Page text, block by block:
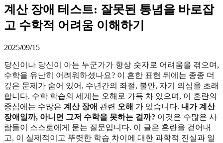
계산 장애 테스트: 잘못된 통념을 바로잡
고 수학적 어려움 이해하기
2025/09/15
당신이나 당신이 아는 누군가가 항상 숫자로 어려움을 겪으며,
수학을 유난히 어려워하셨나요? 이 흔한 표현 뒤에는 종종 더
깊은 문제가 숨어 있어, 수년간의 좌절, 불안, 자기 의심을 초래
합니다. 수학 학습의 세계는 오해로 가득 차 있으며, 이 혼란의
중심에는 수많은 계산 장애 관련 오해 가 있습니다. 내가 계산
장애일까, 아니면 그저 수학을 못하는 걸까? 이것은 수많은 사
람들이 스스로에게 묻는 질문입니다. 이 글은 혼란을 걷어내
고, 이 실제적이고 뚜렷한 학습 차이에 대한 과학적 진실과 일